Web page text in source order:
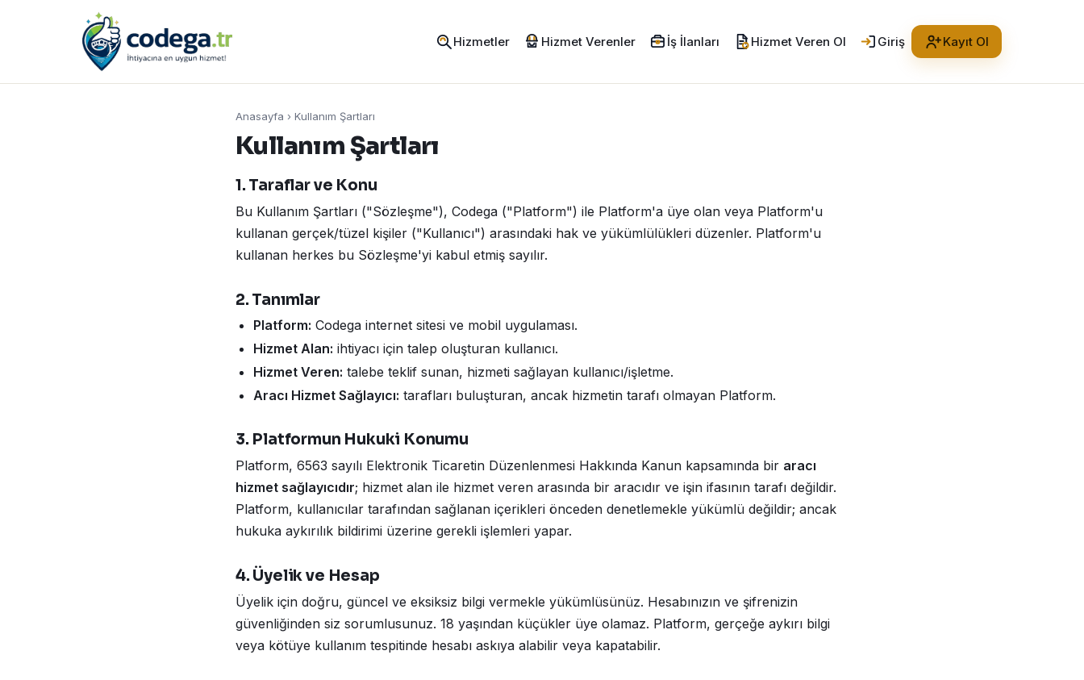
Hizmetler Hizmet Verenler İş İlanları Hizmet Veren Ol Giriş Kayıt Ol
Anasayfa › Kullanım Şartları
Kullanım Şartları
1. Taraflar ve Konu
Bu Kullanım Şartları ("Sözleşme"), Codega ("Platform") ile Platform'a üye olan veya Platform'u
kullanan gerçek/tüzel kişiler ("Kullanıcı") arasındaki hak ve yükümlülükleri düzenler. Platform'u
kullanan herkes bu Sözleşme'yi kabul etmiş sayılır.
2. Tanımlar
Platform: Codega internet sitesi ve mobil uygulaması.
Hizmet Alan: ihtiyacı için talep oluşturan kullanıcı.
Hizmet Veren: talebe teklif sunan, hizmeti sağlayan kullanıcı/işletme.
Aracı Hizmet Sağlayıcı: tarafları buluşturan, ancak hizmetin tarafı olmayan Platform.
3. Platformun Hukuki Konumu
Platform, 6563 sayılı Elektronik Ticaretin Düzenlenmesi Hakkında Kanun kapsamında bir aracı
hizmet sağlayıcıdır; hizmet alan ile hizmet veren arasında bir aracıdır ve işin ifasının tarafı değildir.
Platform, kullanıcılar tarafından sağlanan içerikleri önceden denetlemekle yükümlü değildir; ancak
hukuka aykırılık bildirimi üzerine gerekli işlemleri yapar.
4. Üyelik ve Hesap
Üyelik için doğru, güncel ve eksiksiz bilgi vermekle yükümlüsünüz. Hesabınızın ve şifrenizin
güvenliğinden siz sorumlusunuz. 18 yaşından küçükler üye olamaz. Platform, gerçeğe aykırı bilgi
veya kötüye kullanım tespitinde hesabı askıya alabilir veya kapatabilir.